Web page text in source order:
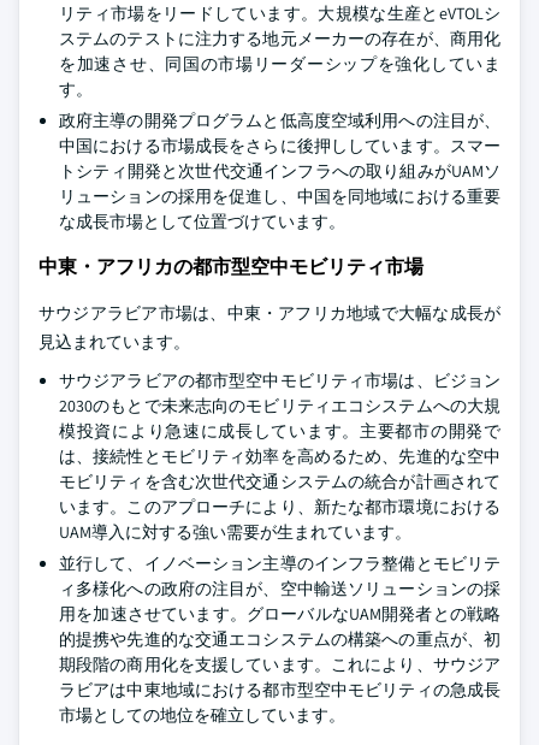
リティ市場をリードしています。大規模な生産とeVTOLシ
ステムのテストに注力する地元メーカーの存在が、商用化
を加速させ、同国の市場リーダーシップを強化していま
す。
政府主導の開発プログラムと低高度空域利用への注目が、
中国における市場成長をさらに後押ししています。スマー
トシティ開発と次世代交通インフラへの取り組みがUAMソ
リューションの採用を促進し、中国を同地域における重要
な成長市場として位置づけています。
中東・アフリカの都市型空中モビリティ市場
サウジアラビア市場は、中東・アフリカ地域で大幅な成長が
見込まれています。
サウジアラビアの都市型空中モビリティ市場は、ビジョン
2030のもとで未来志向のモビリティエコシステムへの大規
模投資により急速に成長しています。主要都市の開発で
は、接続性とモビリティ効率を高めるため、先進的な空中
モビリティを含む次世代交通システムの統合が計画されて
います。このアプローチにより、新たな都市環境における
UAM導入に対する強い需要が生まれています。
並行して、イノベーション主導のインフラ整備とモビリテ
ィ多様化への政府の注目が、空中輸送ソリューションの採
用を加速させています。グローバルなUAM開発者との戦略
的提携や先進的な交通エコシステムの構築への重点が、初
期段階の商用化を支援しています。これにより、サウジア
ラビアは中東地域における都市型空中モビリティの急成長
市場としての地位を確立しています。